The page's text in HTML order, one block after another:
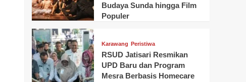
Budaya Sunda hingga Film
Populer
Karawang Peristiwa
RSUD Jatisari Resmikan
UPD Baru dan Program
Mesra Berbasis Homecare